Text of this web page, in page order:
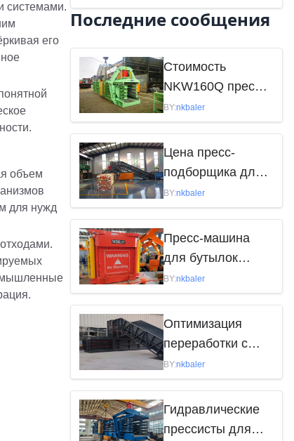
системами.
его
объем
для нужд
Последние сообщения
Стоимость
NKW160Q пресс-
макулатуры в
основном зависит
от следующих
факторов
BY:nkbaler
Цена пресс-
подборщика для
макулатуры
варьируется в
зависимости от
модели, бренда и
BY:nkbaler
Пресс-машина
для бутылок
воды:
эффективное
решение для
удаления отходов
BY:nkbaler
Оптимизация
переработки с
помощью
гидралических
прессовок для
BY:nkbaler
Гидравлические
прессисты для